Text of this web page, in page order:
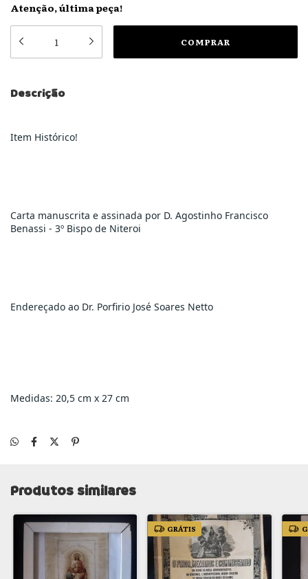
Atenção, última peça!
Descrição
Item Histórico!
Carta manuscrita e assinada por D. Agostinho Francisco
Benassi - 3º Bispo de Niteroi
Endereçado ao Dr. Porfirio José Soares Netto
Medidas: 20,5 cm x 27 cm
Produtos similares
GRÁTIS